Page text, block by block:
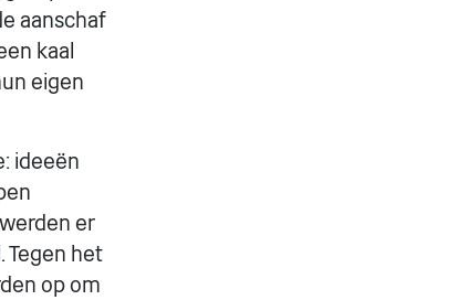
aanschaf
kaal
eigen
ideeën
er
Tegen het
op om